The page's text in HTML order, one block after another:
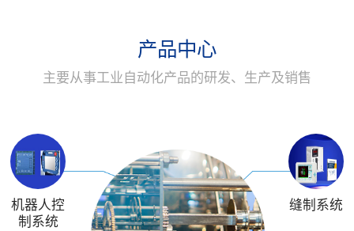
产品中心
主要从事工业自动化产品的研发、生产及销售
机器人控
制系统
缝制系统